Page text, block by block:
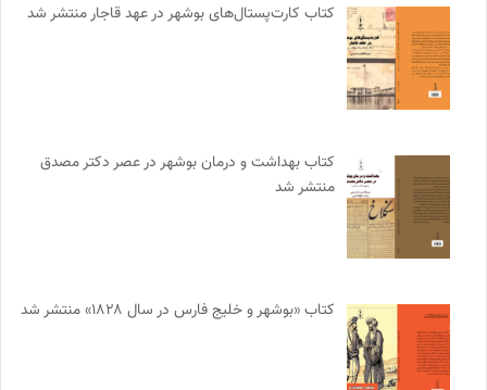
کتاب کارت‌پستال‌های بوشهر در عهد قاجار منتشر شد
کتاب بهداشت و درمان بوشهر در عصر دکتر مصدق
منتشر شد
کتاب «بوشهر و خلیج فارس در سال ۱۸۲۸» منتشر شد